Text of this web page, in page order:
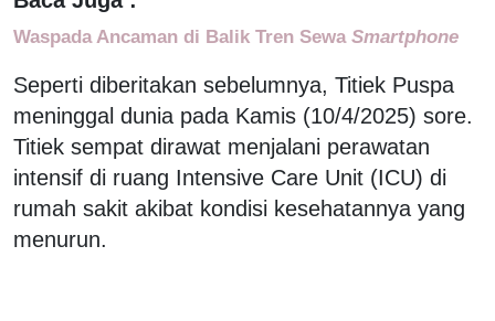
Waspada Ancaman di Balik Tren Sewa Smartphone
Seperti diberitakan sebelumnya, Titiek Puspa
meninggal dunia pada Kamis (10/4/2025) sore.
Titiek sempat dirawat menjalani perawatan
intensif di ruang Intensive Care Unit (ICU) di
rumah sakit akibat kondisi kesehatannya yang
menurun.